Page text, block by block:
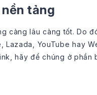
tảng
càng lâu càng tốt. Do
YouTube hay
hãy để chúng ở phần